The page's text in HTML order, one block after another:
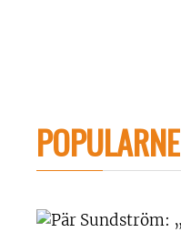
POPULARNE